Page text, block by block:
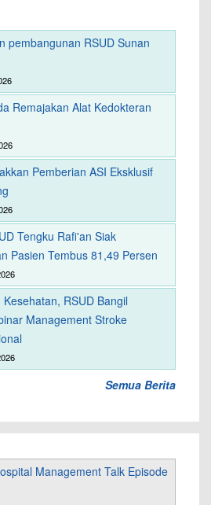
pembangunan RSUD Sunan
Remajakan Alat Kedokteran
Pemberian ASI Eksklusif
Tengku Rafi'an Siak
Pasien Tembus 81,49 Persen
RSUD Bangil
Management Stroke
Semua Berita
Management Talk Episode